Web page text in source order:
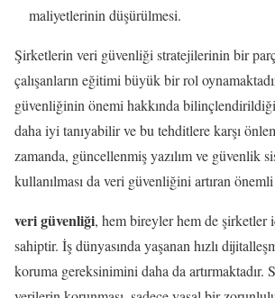
maliyetlerinin düşürülmesi.
Şirketlerin veri güvenliği stratejilerinin bir
çalışanların eğitimi büyük bir rol
güvenliğinin önemi hakkında
daha iyi tanıyabilir ve bu tehditlere karşı
zamanda, güncellenmiş yazılım ve güvenlik
kullanılması da veri güvenliğini artıran
veri güvenliği, hem bireyler hem de
sahiptir. İş dünyasında yaşanan hızlı
koruma gereksinimini daha da artırmaktadır.